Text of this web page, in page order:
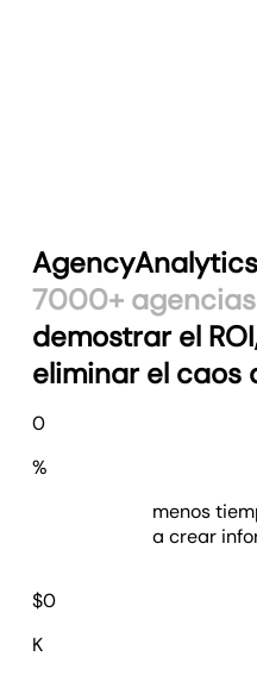
7000+
demostrar el
eliminar el caos
75
0
%
menos
a crear
$78
$0
K